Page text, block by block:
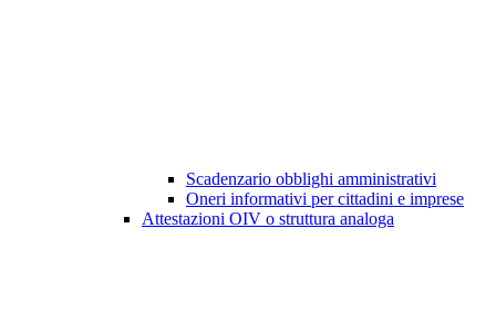
Scadenzario obblighi amministrativi
Oneri informativi per cittadini e imprese
Attestazioni OIV o struttura analoga